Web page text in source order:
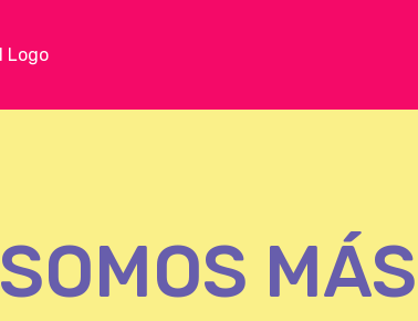
SOMOS